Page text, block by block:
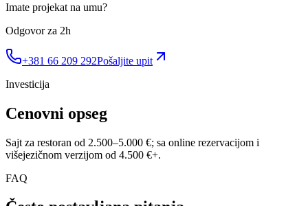
Imate projekat na umu?
Odgovor za 2h
+381 66 209 292Pošaljite upit
Investicija
Cenovni opseg
Sajt za restoran od 2.500–5.000 €; sa online rezervacijom i
višejezičnom verzijom od 4.500 €+.
FAQ